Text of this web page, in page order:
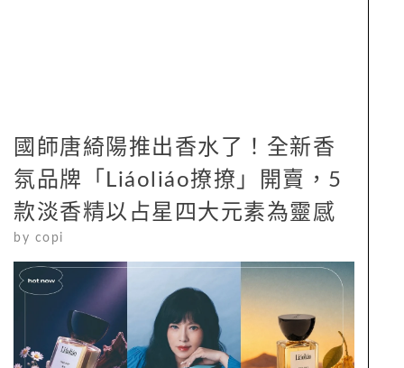
國師唐綺陽推出香水了！全新香
氛品牌「Liáoliáo撩撩」開賣，5
款淡香精以占星四大元素為靈感
by copi